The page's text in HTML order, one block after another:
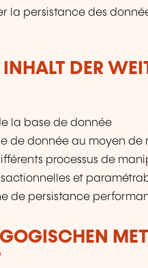
la persistance des
DER
la base de donnée
de donnée au moyen de
processus de
et
de persistance